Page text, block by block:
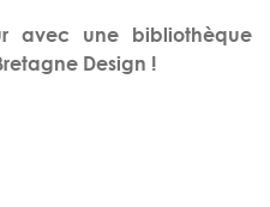
avec une bibliothèque
Design !